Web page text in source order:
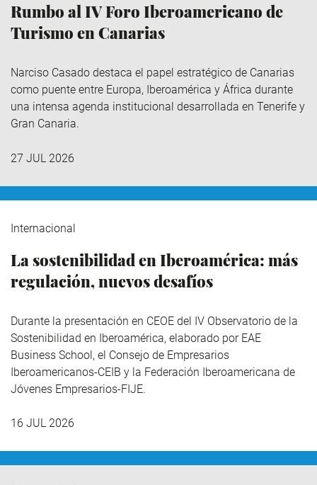
Rumbo al IV Foro Iberoamericano de
Turismo en Canarias
Narciso Casado destaca el papel estratégico de Canarias
como puente entre Europa, Iberoamérica y África durante
una intensa agenda institucional desarrollada en Tenerife y
Gran Canaria.
27 JUL 2026
Internacional
La sostenibilidad en Iberoamérica: más
regulación, nuevos desafíos
Durante la presentación en CEOE del IV Observatorio de la
Sostenibilidad en Iberoamérica, elaborado por EAE
Business School, el Consejo de Empresarios
Iberoamericanos-CEIB y la Federación Iberoamericana de
Jóvenes Empresarios-FIJE.
16 JUL 2026